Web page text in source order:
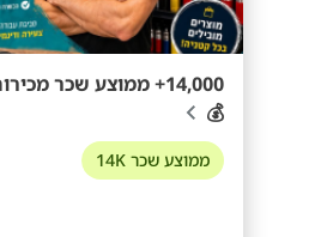
14,000+ ממוצע שכר
💰
ממוצע שכר 14K